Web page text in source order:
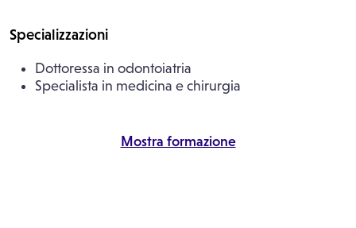
Specializzazioni
Dottoressa in odontoiatria
Specialista in medicina e chirurgia
Mostra formazione